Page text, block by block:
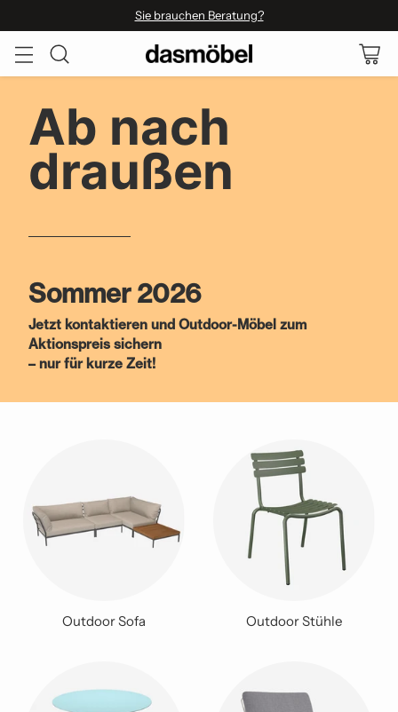
Sie brauchen Beratung?
Ab nach
draußen
Sommer 2026
Jetzt kontaktieren und Outdoor-Möbel zum
Aktionspreis sichern
– nur für kurze Zeit!
Outdoor Sofa Outdoor Stühle